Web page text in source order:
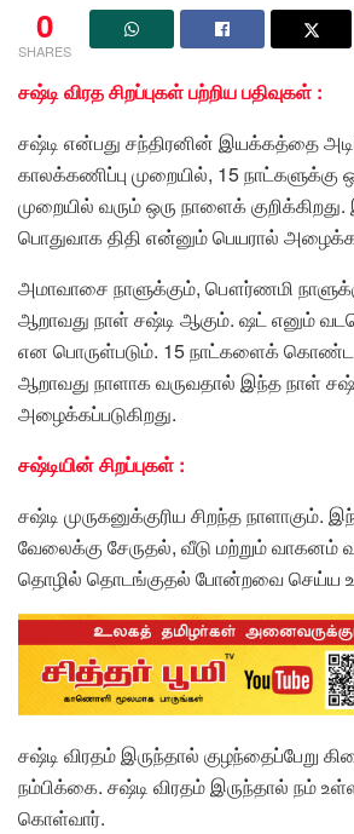
0
SHARES
சஷ்டி விரத சிறப்புகள் பற்றிய பதிவுகள் :
சஷ்டி என்பது சந்திரனின் இயக்கத்தை
காலக்கணிப்பு முறையில், 15 நாட்களுக்கு
முறையில் வரும் ஒரு நாளைக்
பொதுவாக திதி என்னும் பெயரால்
அமாவாசை நாளுக்கும், பௌர்ணமி
ஆறாவது நாள் சஷ்டி ஆகும். ஷட் எனும்
என பொருள்படும். 15 நாட்களைக் கொண்ட
ஆறாவது நாளாக வருவதால் இந்த நாள்
அழைக்கப்படுகிறது.
சஷ்டியின் சிறப்புகள் :
சஷ்டி முருகனுக்குரிய சிறந்த நாளாகும்.
வேலைக்கு சேருதல், வீடு மற்றும் வாகனம்
தொழில் தொடங்குதல் போன்றவை செய்ய
சஷ்டி விரதம் இருந்தால் குழந்தைப்பேறு
நம்பிக்கை. சஷ்டி விரதம் இருந்தால் நம்
கொள்வார்.